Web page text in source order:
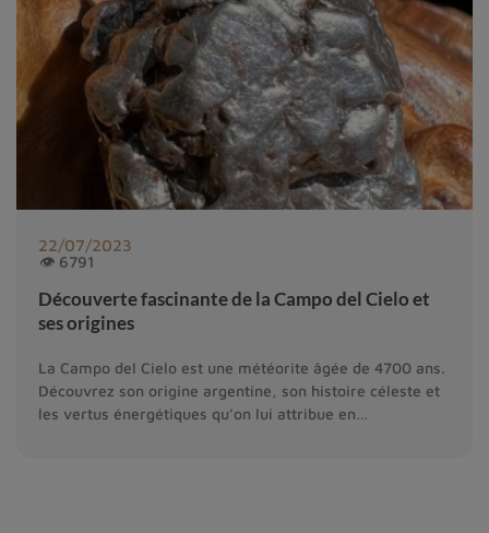
22/07/2023
👁 6791
Découverte fascinante de la Campo del Cielo et
ses origines
La Campo del Cielo est une météorite âgée de 4700 ans.
Découvrez son origine argentine, son histoire céleste et
les vertus énergétiques qu’on lui attribue en